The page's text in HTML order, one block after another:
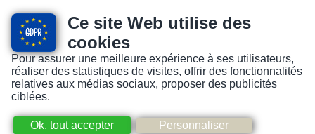
Ce site Web utilise des
cookies
Pour assurer une meilleure expérience à ses utilisateurs,
réaliser des statistiques de visites, offrir des fonctionnalités
relatives aux médias sociaux, proposer des publicités
ciblées.
Version pour personnes mal-voyantes ou non-voyantes